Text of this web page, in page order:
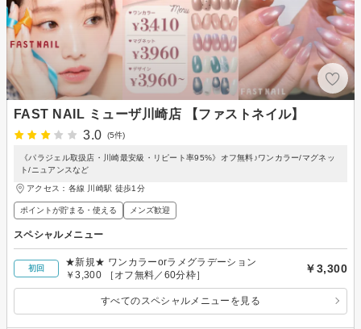
FAST NAIL ミューザ川崎店 【ファストネイル】
3.0
(5件)
《パラジェル取扱店・川崎最安級・リピート率95%》オフ無料♪ワンカラー/マグネッ
ト/ニュアンスなど
アクセス：各線 川崎駅 徒歩1分
ポイントが貯まる・使える メンズ歓迎
スペシャルメニュー
初回
★新規★ ワンカラーorラメグラデーション
￥3,300 ［オフ無料／60分枠］
￥3,300
すべてのスペシャルメニューを見る